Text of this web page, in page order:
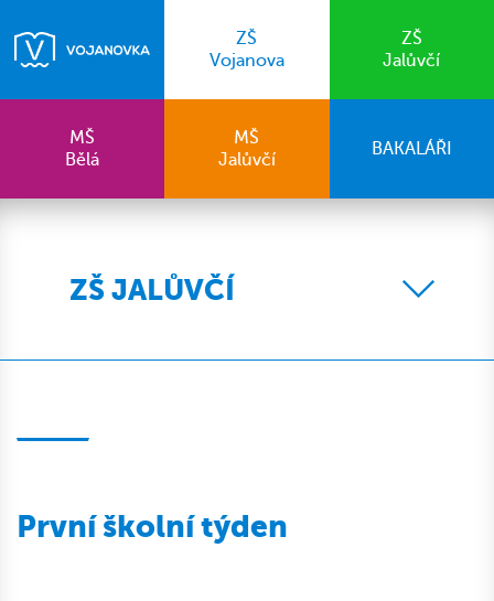
ZŠ
Vojanova
ZŠ
Jalůvčí
MŠ
Bělá
MŠ
Jalůvčí
BAKALÁŘI
ZŠ JALŮVČÍ
První školní týden